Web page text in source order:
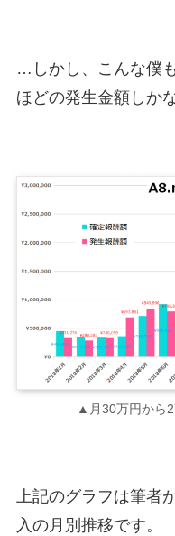
…しかし、こんな僕
ほどの発生金額しか
▲月30万円から
上記のグラフは筆者
入の月別推移です。